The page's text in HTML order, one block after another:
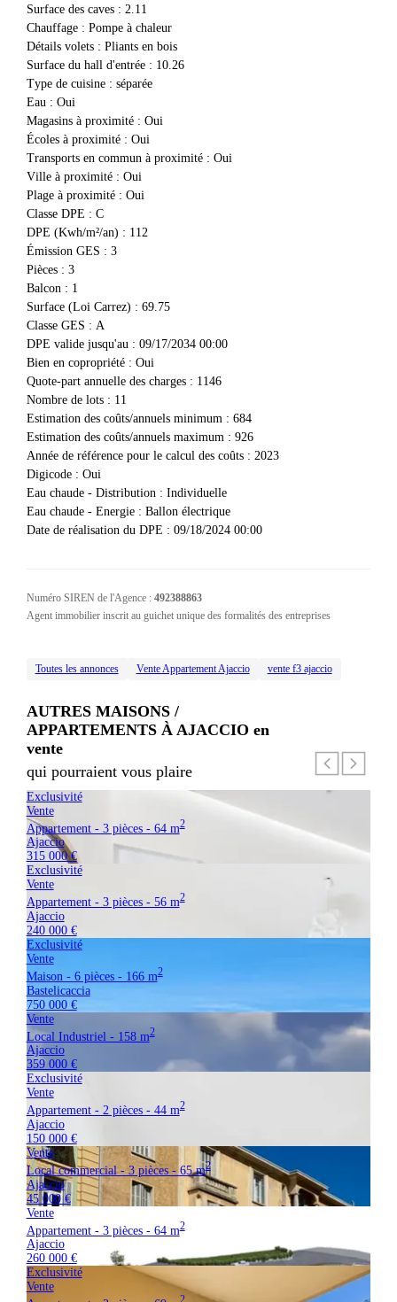
Surface des caves: 2.11
Chauffage: Pompe à chaleur
détails volets: Pliants en bois
Surface du hall d'entrée: 10.26
Type de cuisine: séparée
Eau : Oui
Magasins à proximité: Oui
Écoles à proximité: Oui
Transports en commun à proximité: Oui
Ville à proximité: Oui
Plage à proximité: Oui
Classe DPE : C
DPE (Kwh/m²/an) : 112
Émission GES : 3
Pièces: 3
Balcon : 1
Surface (Loi Carrez) : 69.75
Classe GES : A
DPE valide jusqu'au : 09/17/2034 00:00
Bien en copropriété: Oui
Quote-part annuelle des charges: 1146
Nombre de lots: 11
Estimation des coûts/annuels minimum : 684
Estimation des coûts/annuels maximum : 926
Année de référence pour le calcul des coûts: 2023
Digicode: Oui
Eau chaude - Distribution : Individuelle
Eau chaude - Energie: Ballon électrique
Date de réalisation du DPE : 09/18/2024 00:00
Numéro SIREN de l'Agence : 492388863
Agent immobilier inscrit au guichet unique des formalités des entreprises
Toutes les annonces Vente Appartement Ajaccio vente f3 ajaccio
AUTRES MAISONS /
APPARTEMENTS À AJACCIO en
vente
qui pourraient vous plaire
Exclusivité
Vente
Appartement - 3 pièces - 64 m2
Ajaccio
315 000 €
Exclusivité
Vente
Appartement - 3 pièces - 56 m2
Ajaccio
240 000 €
Exclusivité
Vente
Maison - 6 pièces - 166 m2
Bastelicaccia
750 000 €
Vente
Local Industriel - 158 m2
Ajaccio
359 000 €
Exclusivité
Vente
Appartement - 2 pièces - 44 m2
Ajaccio
150 000 €
Vente
Local commercial - 3 pièces - 65 m2
Ajaccio
45 000 €
Vente
Appartement - 3 pièces - 64 m2
Ajaccio
260 000 €
Exclusivité
Vente